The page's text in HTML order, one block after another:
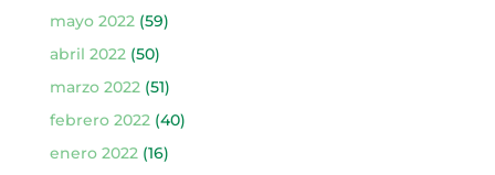
mayo 2022(59)
abril 2022(50)
marzo 2022(51)
febrero 2022(40)
enero 2022(16)